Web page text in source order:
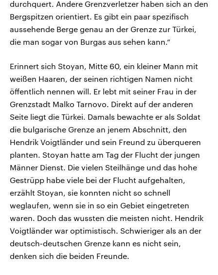
durchquert. Andere Grenzverletzer haben sich an den
Bergspitzen orientiert. Es gibt ein paar spezifisch
aussehende Berge genau an der Grenze zur Türkei,
die man sogar von Burgas aus sehen kann.“
Erinnert sich Stoyan, Mitte 60, ein kleiner Mann mit
weißen Haaren, der seinen richtigen Namen nicht
öffentlich nennen will. Er lebt mit seiner Frau in der
Grenzstadt Malko Tarnovo. Direkt auf der anderen
Seite liegt die Türkei. Damals bewachte er als Soldat
die bulgarische Grenze an jenem Abschnitt, den
Hendrik Voigtländer und sein Freund zu überqueren
planten. Stoyan hatte am Tag der Flucht der jungen
Männer Dienst. Die vielen Steilhänge und das hohe
Gestrüpp habe viele bei der Flucht aufgehalten,
erzählt Stoyan, sie konnten nicht so schnell
weglaufen, wenn sie in so ein Gebiet eingetreten
waren. Doch das wussten die meisten nicht. Hendrik
Voigtländer war optimistisch. Schwieriger als an der
deutsch-deutschen Grenze kann es nicht sein,
denken sich die beiden Freunde.